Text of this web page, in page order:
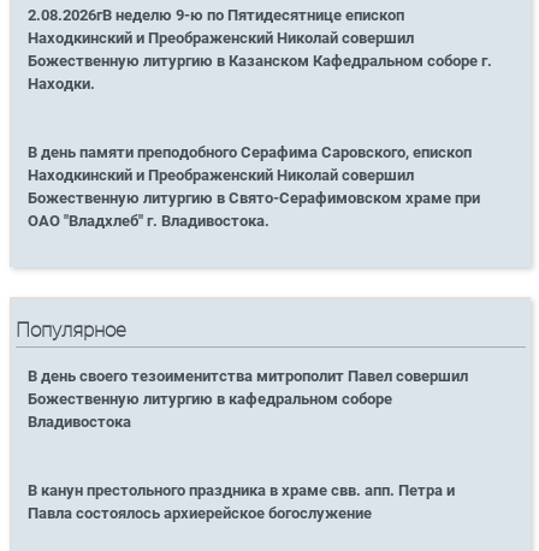
2.08.2026гВ неделю 9-ю по Пятидесятнице епископ
Находкинский и Преображенский Николай совершил
Божественную литургию в Казанском Кафедральном соборе г.
Находки.
В день памяти преподобного Серафима Саровского, епископ
Находкинский и Преображенский Николай совершил
Божественную литургию в Свято-Серафимовском храме при
ОАО "Владхлеб" г. Владивостока.
Популярное
В день своего тезоименитства митрополит Павел совершил
Божественную литургию в кафедральном соборе
Владивостока
В канун престольного праздника в храме свв. апп. Петра и
Павла состоялось архиерейское богослужение